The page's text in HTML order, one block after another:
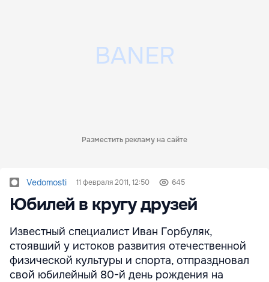
Разместить рекламу на сайте
Vedomosti 11 февраля 2011, 12:50 645
Юбилей в кругу друзей
Известный специалист Иван Горбуляк,
стоявший у истоков развития отечественной
физической культуры и спорта, отпраздновал
свой юбилейный 80-й день рождения на